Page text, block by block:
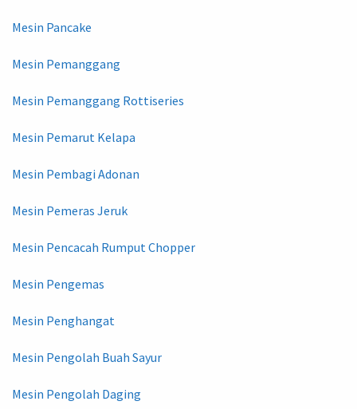
Mesin Pancake
Mesin Pemanggang
Mesin Pemanggang Rottiseries
Mesin Pemarut Kelapa
Mesin Pembagi Adonan
Mesin Pemeras Jeruk
Mesin Pencacah Rumput Chopper
Mesin Pengemas
Mesin Penghangat
Mesin Pengolah Buah Sayur
Mesin Pengolah Daging